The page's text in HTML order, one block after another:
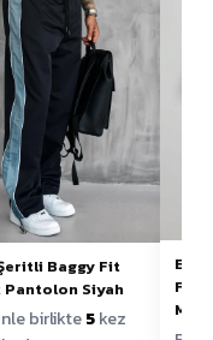
Baggy Fit
Pantolon Siyah
birlikte5kez
Fit
Mavi